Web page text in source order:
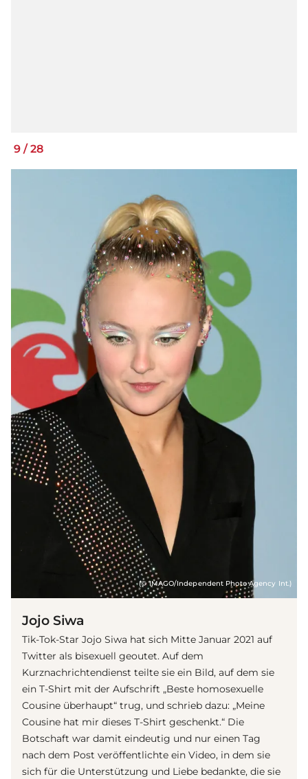
9 /28
(© IMAGO/Independent Photo Agency Int.)
Jojo Siwa
Tik-Tok-Star Jojo Siwa hat sich Mitte Januar 2021 auf
Twitter als bisexuell geoutet. Auf dem
Kurznachrichtendienst teilte sie ein Bild, auf dem sie
ein T-Shirt mit der Aufschrift „Beste homosexuelle
Cousine überhaupt“ trug, und schrieb dazu: „Meine
Cousine hat mir dieses T-Shirt geschenkt.“ Die
Botschaft war damit eindeutig und nur einen Tag
nach dem Post veröffentlichte ein Video, in dem sie
sich für die Unterstützung und Liebe bedankte, die sie